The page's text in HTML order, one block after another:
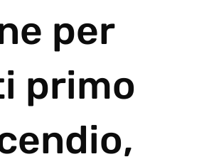
per
primo